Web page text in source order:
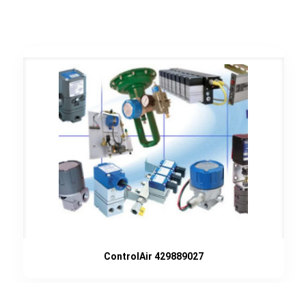
ControlAir 429889027